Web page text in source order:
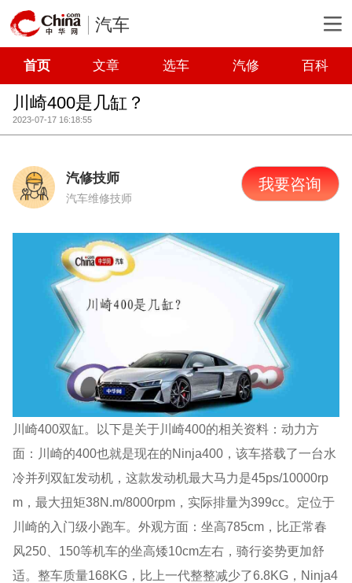
汽车
首页 文章 选车 汽修 百科
川崎400是几缸？
2023-07-17 16:18:55
汽修技师
汽车维修技师
我要咨询
川崎400双缸。以下是关于川崎400的相关资料：动力方
面：川崎的400也就是现在的Ninja400，该车搭载了一台水
冷并列双缸发动机，这款发动机最大马力是45ps/10000rp
m，最大扭矩38N.m/8000rpm，实际排量为399cc。定位于
川崎的入门级小跑车。外观方面：坐高785cm，比正常春
风250、150等机车的坐高矮10cm左右，骑行姿势更加舒
适。整车质量168KG，比上一代整整减少了6.8KG，Ninja4